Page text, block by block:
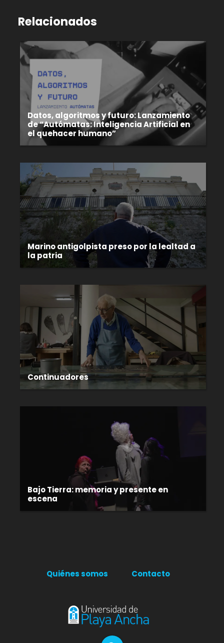
Relacionados
Datos, algoritmos y futuro: Lanzamiento
de “Autómatas: Inteligencia Artificial en
el quehacer humano”
Marino antigolpista preso por la lealtad a
la patria
Continuadores
Bajo Tierra: memoria y presente en
escena
Quiénes somos Contacto